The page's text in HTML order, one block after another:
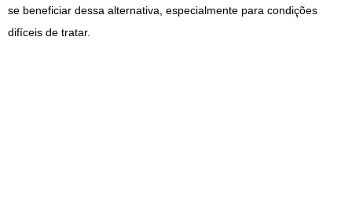
se beneficiar dessa alternativa, especialmente para condições
difíceis de tratar.